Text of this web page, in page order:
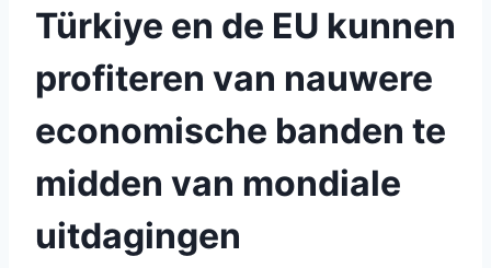
Türkiye en de EU kunnen
profiteren van nauwere
economische banden te
midden van mondiale
uitdagingen